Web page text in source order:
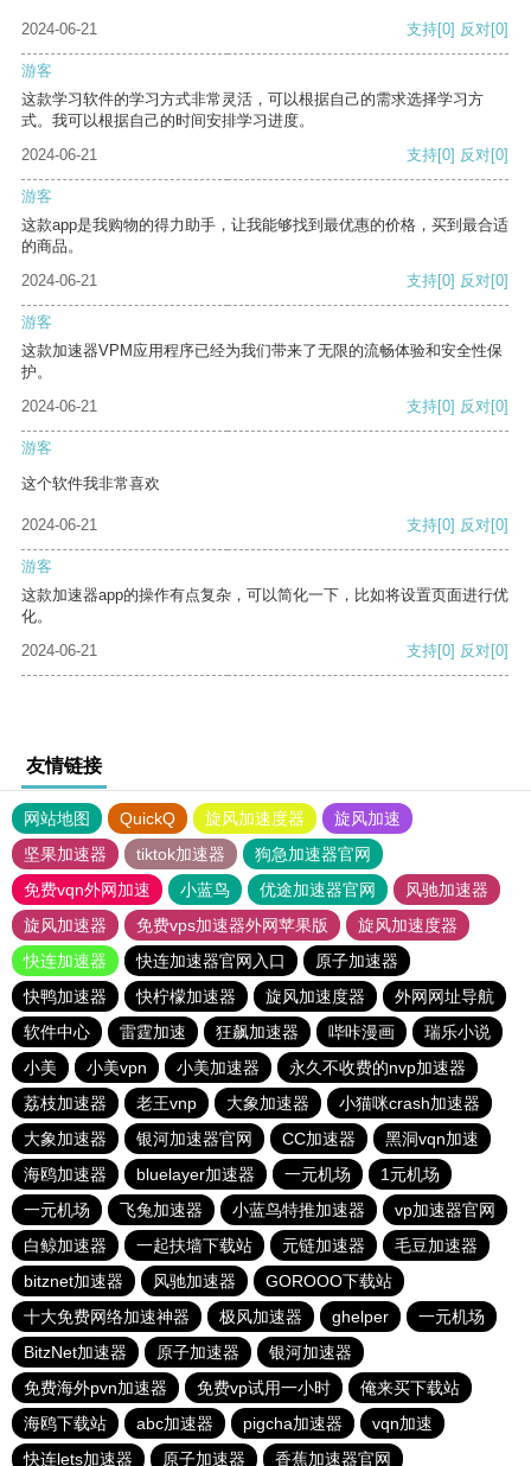
2024-06-21 支持[0] 反对[0]
游客
这款学习软件的学习方式非常灵活，可以根据自己的需求选择学习方
式。我可以根据自己的时间安排学习进度。
2024-06-21
支持[0] 反对[0]
游客
这款app是我购物的得力助手，让我能够找到最优惠的价格，买到最合适
的商品。
2024-06-21
支持[0] 反对[0]
游客
这款加速器VPM应用程序已经为我们带来了无限的流畅体验和安全性保
护。
2024-06-21
支持[0] 反对[0]
游客
这个软件我非常喜欢
2024-06-21 支持[0] 反对[0]
游客
这款加速器app的操作有点复杂，可以简化一下，比如将设置页面进行优
化。
2024-06-21
支持[0] 反对[0]
友情链接
网站地图 QuickQ 旋风加速度器
旋风加速
坚果加速器
tiktok加速器
狗急加速器官网
免费vqn外网加速
小蓝鸟 优途加速器官网
风驰加速器
旋风加速器
免费vps加速器外网苹果版
旋风加速度器
快连加速器
快连加速器官网入口
原子加速器
快鸭加速器
快柠檬加速器 旋风加速度器
外网网址导航
软件中心
雷霆加速 狂飙加速器 哔咔漫画
瑞乐小说
小美
小美vpn 小美加速器
永久不收费的nvp加速器
荔枝加速器
老王vnp 大象加速器
小猫咪crash加速器
大象加速器
银河加速器官网 CC加速器
黑洞vqn加速
海鸥加速器
bluelayer加速器 一元机场
1元机场
一元机场
飞兔加速器 小蓝鸟特推加速器
vp加速器官网
白鲸加速器
一起扶墙下载站 元链加速器
毛豆加速器
bitznet加速器
风驰加速器
GOROOO下载站
十大免费网络加速神器
极风加速器 ghelper
一元机场
BitzNet加速器
原子加速器
银河加速器
免费海外pvn加速器
免费vp试用一小时
俺来买下载站
海鸥下载站
abc加速器 pigcha加速器
vqn加速
快连lets加速器
原子加速器 香蕉加速器官网